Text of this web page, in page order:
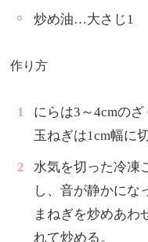
炒め油…大さじ1
作り方
にらは3～4cmの
玉ねぎは1cm幅に切
水気を切った冷凍
し、音が静かにな
まねぎを炒めあわ
れて炒める。